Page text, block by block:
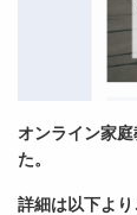
オンライン家
た。
詳細は以下より